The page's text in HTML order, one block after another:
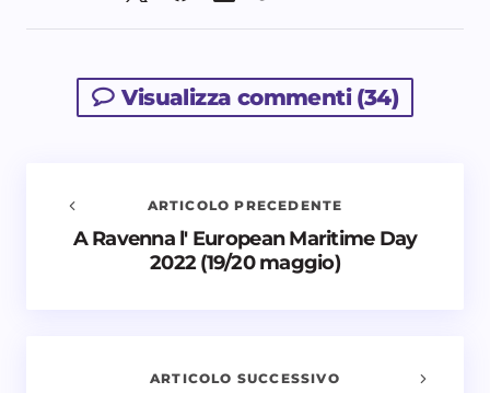
Visualizza commenti (34)
Avvisami quando vengono aggiunti nuovi
ARTICOLO PRECEDENTE
A Ravenna l' European Maritime Day
2022 (19/20 maggio)
ARTICOLO SUCCESSIVO